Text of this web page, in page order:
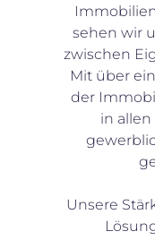
sehen wir
zwischen
Mit über
der
in
Unsere